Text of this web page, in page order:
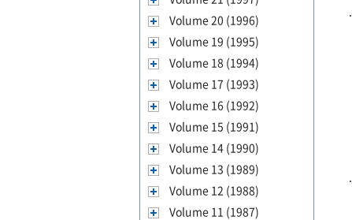
Volume 20 (1996)
Volume 19 (1995)
Volume 18 (1994)
Volume 17 (1993)
Volume 16 (1992)
Volume 15 (1991)
Volume 14 (1990)
Volume 13 (1989)
Volume 12 (1988)
Volume 11 (1987)